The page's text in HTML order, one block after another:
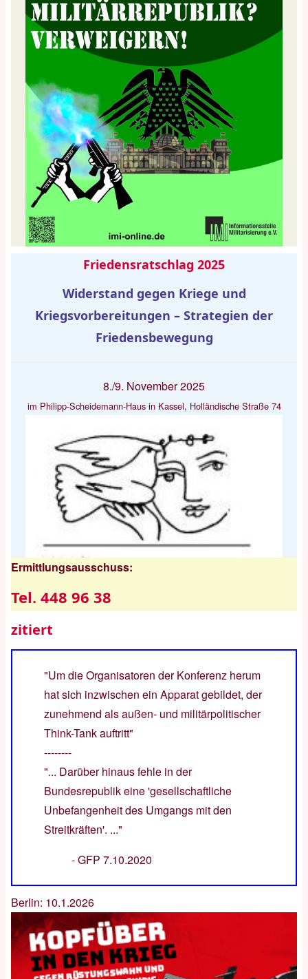
Friedensratschlag 2025
Widerstand gegen Kriege und
Kriegsvorbereitungen – Strategien der
Friedensbewegung
8./9. November 2025
im Philipp-Scheidemann-Haus in Kassel, Holländische Straße 74
Ermittlungsausschuss:
Tel. 448 96 38
zitiert
"Um die Organisatoren der Konferenz herum
hat sich inzwischen ein Apparat gebildet, der
zunehmend als außen- und militärpolitischer
Think-Tank auftritt"
--------
"... Darüber hinaus fehle in der
Bundesrepublik eine 'gesellschaftliche
Unbefangenheit des Umgangs mit den
Streitkräften'. ..."
-GFP 7.10.2020
Berlin: 10.1.2026